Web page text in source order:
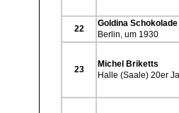
22
Goldina Schokolade
Berlin, um 1930
23
Michel Briketts
Halle (Saale) 20er